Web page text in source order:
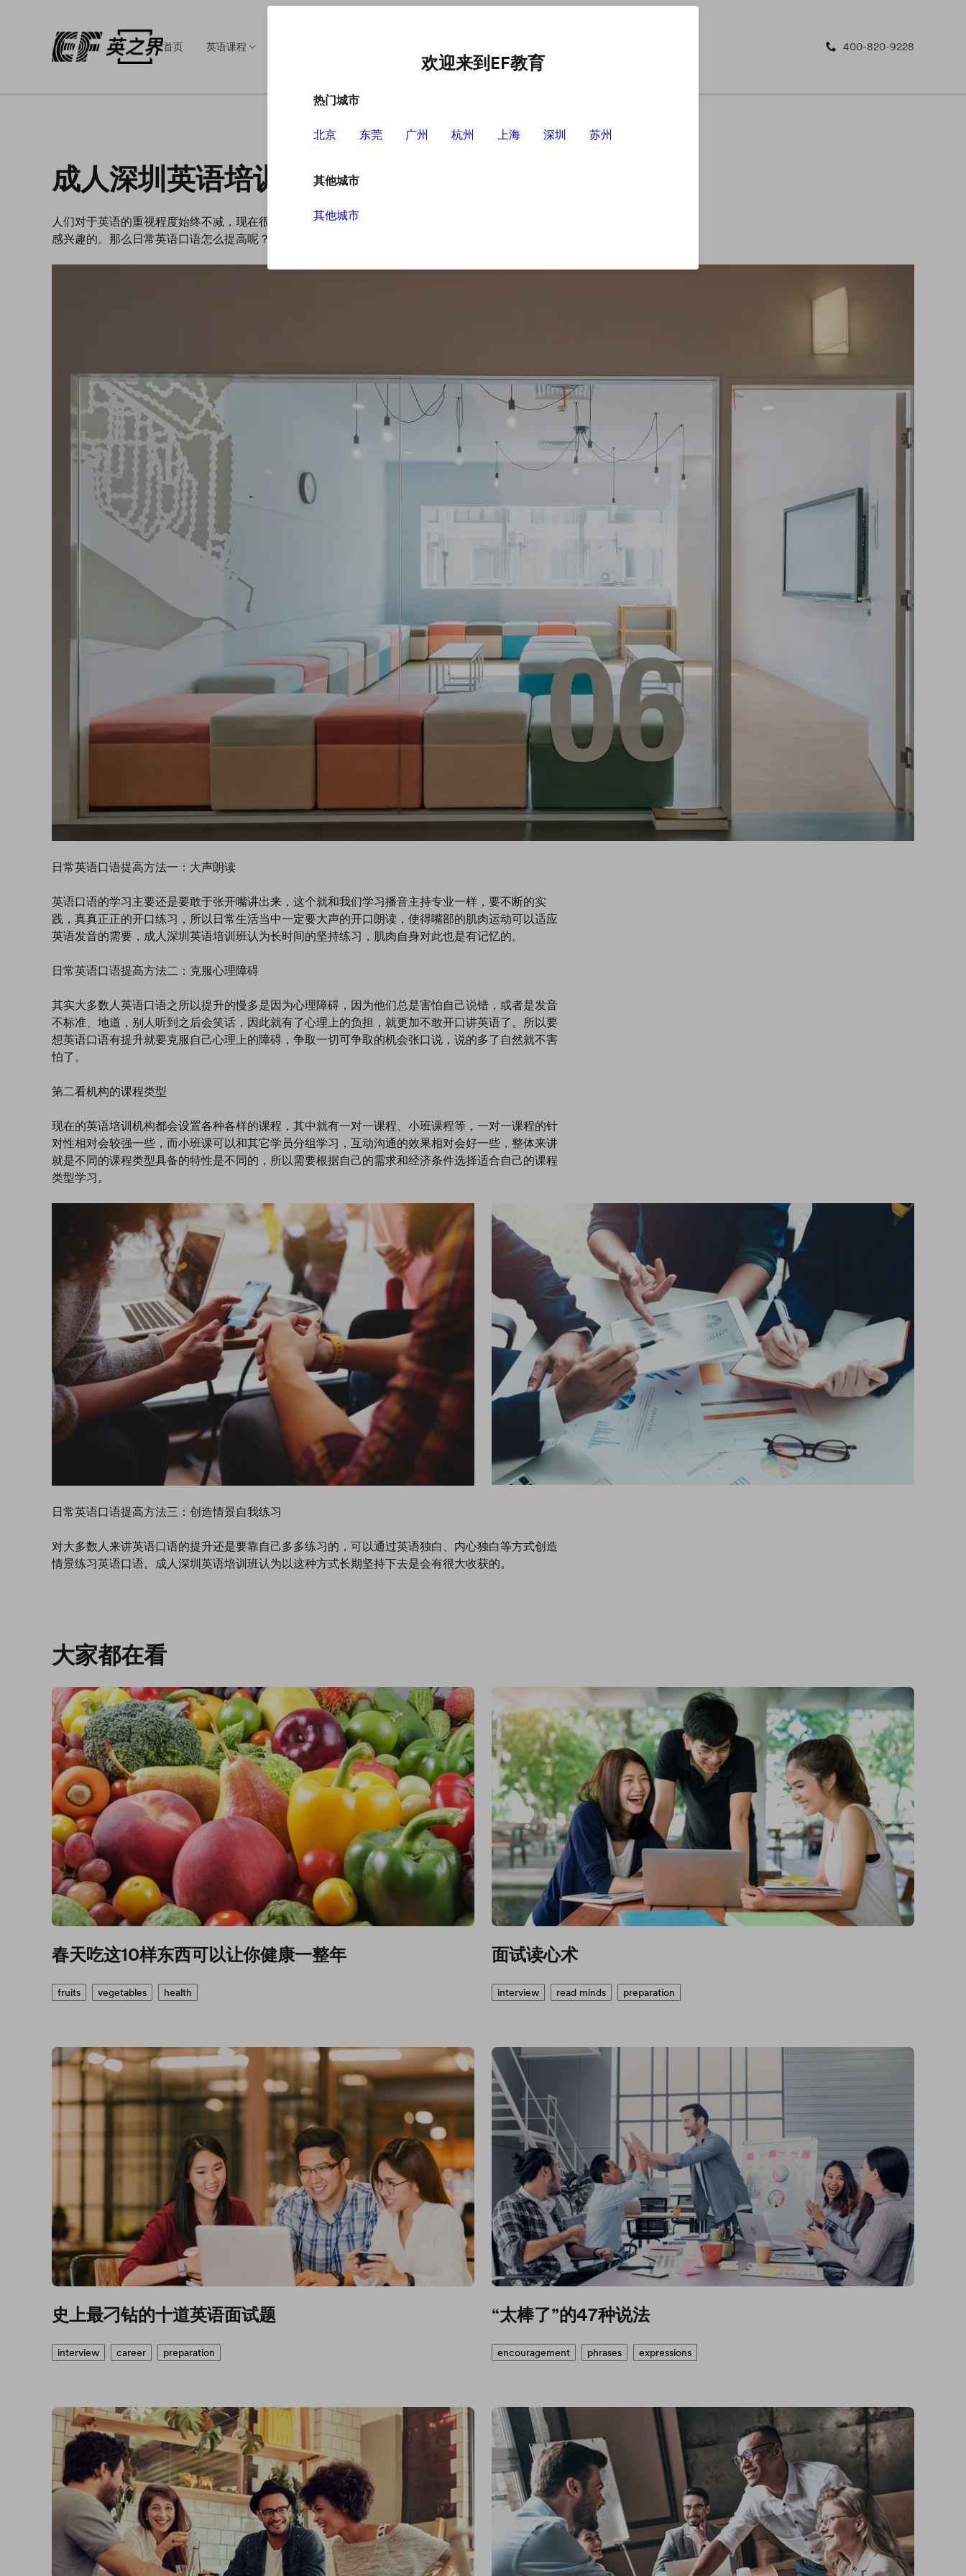
首页 英语课程 400-820-9228
成人深圳英语培训班：日常英语口语怎么提高
人们对于英语的重视程度始终不减，现在很多成年人也开始学习英语了，其中英语口语是很多人比较
感兴趣的。那么日常英语口语怎么提高呢？这里就由成人深圳英语培训班和大家简单的分享一下。
日常英语口语提高方法一：大声朗读
英语口语的学习主要还是要敢于张开嘴讲出来，这个就和我们学习播音主持专业一样，要不断的实
践，真真正正的开口练习，所以日常生活当中一定要大声的开口朗读，使得嘴部的肌肉运动可以适应
英语发音的需要，成人深圳英语培训班认为长时间的坚持练习，肌肉自身对此也是有记忆的。
日常英语口语提高方法二：克服心理障碍
其实大多数人英语口语之所以提升的慢多是因为心理障碍，因为他们总是害怕自己说错，或者是发音
不标准、地道，别人听到之后会笑话，因此就有了心理上的负担，就更加不敢开口讲英语了。所以要
想英语口语有提升就要克服自己心理上的障碍，争取一切可争取的机会张口说，说的多了自然就不害
怕了。
第二看机构的课程类型
现在的英语培训机构都会设置各种各样的课程，其中就有一对一课程、小班课程等，一对一课程的针
对性相对会较强一些，而小班课可以和其它学员分组学习，互动沟通的效果相对会好一些，整体来讲
就是不同的课程类型具备的特性是不同的，所以需要根据自己的需求和经济条件选择适合自己的课程
类型学习。
日常英语口语提高方法三：创造情景自我练习
对大多数人来讲英语口语的提升还是要靠自己多多练习的，可以通过英语独白、内心独白等方式创造
情景练习英语口语。成人深圳英语培训班认为以这种方式长期坚持下去是会有很大收获的。
春天吃这10样东西可以让你健康一整年
fruits vegetables health
面试读心术
interview read minds preparation
史上最刁钻的十道英语面试题
interview career preparation
“太棒了”的47种说法
encouragement phrases expressions
欢迎来到EF教育
热门城市
北京 东莞 广州 杭州 上海 深圳 苏州
其他城市
其他城市